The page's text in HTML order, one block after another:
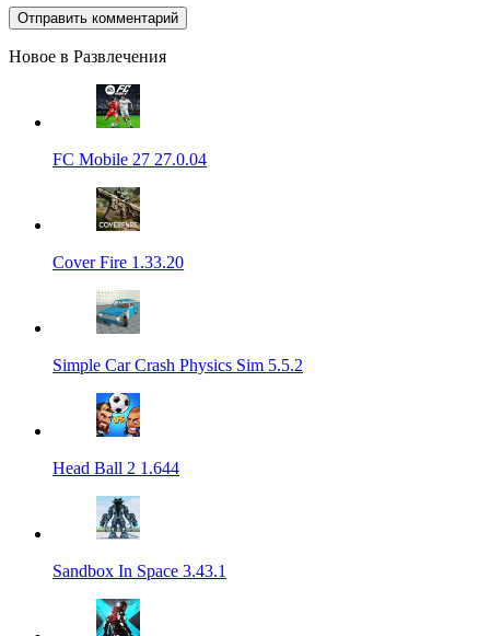
Новое в Развлечения
FC Mobile 27 27.0.04
Cover Fire 1.33.20
Simple Car Crash Physics Sim 5.5.2
Head Ball 2 1.644
Sandbox In Space 3.43.1